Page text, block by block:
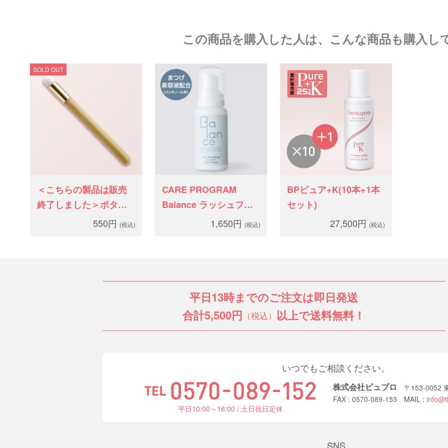
この商品を購入した人は、こんな商品も購入し
＜こちらの製品は販売
終了しました＞ボタニ
カルウッドブラシ
550円 (税込)
SOLD OUT
CARE PROGRAM
Balance ラッシュフォ
1,650円 (税込)
BPピュア+K(10本+1本
セット)
27,500円 (税込)
平日13時までのご注文は即日発送
合計5,500円 （税込） 以上で送料無料！
いつでもご相談ください。
平日10:00～16:00 / 土日祝日定休
株式会社ビュプロ
〒153-0052
FAX : 0570-089-153
MAIL :
SNS